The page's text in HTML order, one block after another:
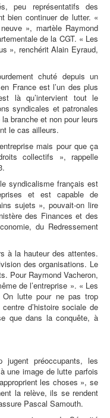
peu représentatifs des
bien continuer de lutter. «
», martèle Raymond
de la CGT. « Les
», renchérit Alain Eyraud,
chuté depuis un
France est l’un des plus
là qu’intervient tout le
syndicales et patronales
branche et non pour leurs
le cas ailleurs.
mais pour que ça
collectifs », rappelle
syndicalisme français est
et est capable de
sujets », pouvait-on lire
des Finances et des
du Redressement
à la hauteur des attentes.
des organisations. Le
Pour Raymond Vacheron,
de l’entreprise ». « Les
On lutte pour ne pas trop
d’histoire sociale de
que dans la conquête, à
préoccupants, les
une image de lutte parfois
les choses », se
la relève, ils se rendent
Pascal Samouth.